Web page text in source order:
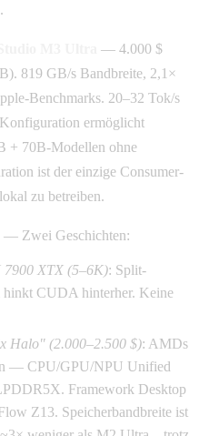
— 4.000 $
819 GB/s Bandbreite, 2,1×
Benchmarks. 20–32 Tok/s
ermöglicht
+ 70B-Modellen ohne
ist der einzige Consumer-
zu betreiben.
— Zwei Geschichten:
7900 XTX (5–6K): Split-
CUDA hinterher. Keine
Halo" (2.000–2.500 $): AMDs
— CPU/GPU/NPU Unified
Framework Desktop
Z13. Speicherbandbreite ist